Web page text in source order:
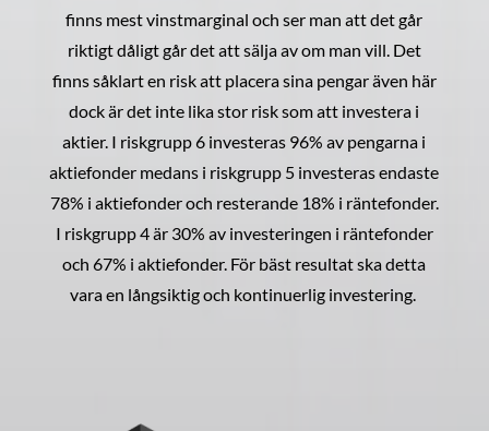
finns mest vinstmarginal och ser man att det går
riktigt dåligt går det att sälja av om man vill. Det
finns såklart en risk att placera sina pengar även här
dock är det inte lika stor risk som att investera i
aktier. I riskgrupp 6 investeras 96% av pengarna i
aktiefonder medans i riskgrupp 5 investeras endaste
78% i aktiefonder och resterande 18% i räntefonder.
I riskgrupp 4 är 30% av investeringen i räntefonder
och 67% i aktiefonder. För bäst resultat ska detta
vara en långsiktig och kontinuerlig investering.